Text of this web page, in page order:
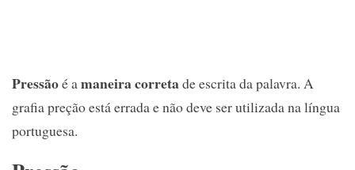
Pressãoé amaneira corretade escrita da palavra. A
grafia preção está errada e não deve ser utilizada na língua
portuguesa.